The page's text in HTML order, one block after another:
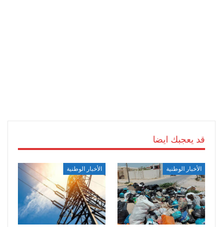
قد يعجبك ايضا
الأخبار الوطنية الأخبار الوطنية